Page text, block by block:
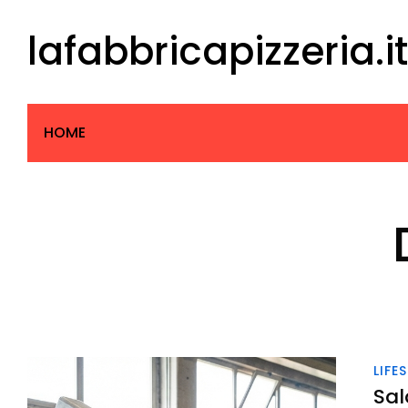
contentlafabbricapizzeria.it
HOME